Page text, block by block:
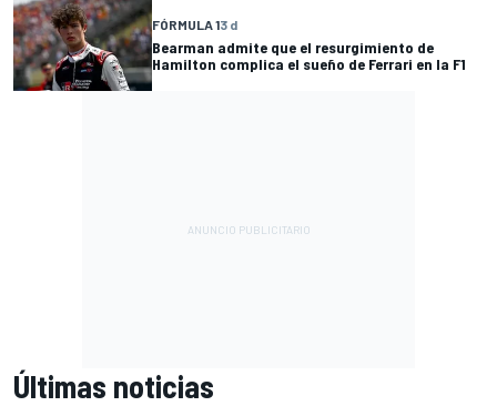
FÓRMULA 13 d
Bearman admite que el resurgimiento de
Hamilton complica el sueño de Ferrari en la F1
Últimas noticias